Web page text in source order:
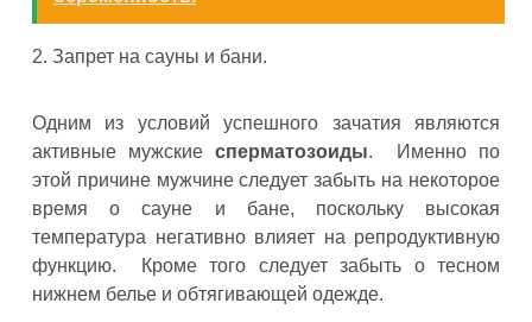
2. Запрет на сауны и бани.
Одним из условий успешного зачатия являются
активные мужские сперматозоиды. Именно по
этой причине мужчине следует забыть на некоторое
время о сауне и бане, поскольку высокая
температура негативно влияет на репродуктивную
функцию. Кроме того следует забыть о тесном
нижнем белье и обтягивающей одежде.